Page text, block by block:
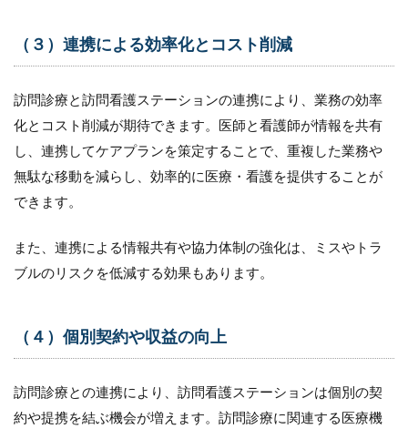
た
つ
ア
プ
ー
チ
（１）
ション
7.2
（２）
共通の
（３）連携による効率化とコスト削減
訪問診療と訪問看護ステーションの連携により、業務の効率
化とコスト削減が期待できます。医師と看護師が情報を共有
し、連携してケアプランを策定することで、重複した業務や
無駄な移動を減らし、効率的に医療・看護を提供することが
できます。
また、連携による情報共有や協力体制の強化は、ミスやトラ
ブルのリスクを低減する効果もあります。
（４）個別契約や収益の向上
訪問診療との連携により、訪問看護ステーションは個別の契
約や提携を結ぶ機会が増えます。訪問診療に関連する医療機